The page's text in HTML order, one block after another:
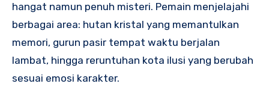
hangat namun penuh misteri. Pemain menjelajahi
berbagai area: hutan kristal yang memantulkan
memori, gurun pasir tempat waktu berjalan
lambat, hingga reruntuhan kota ilusi yang berubah
sesuai emosi karakter.